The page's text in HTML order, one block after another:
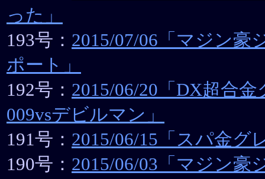
った」
193号： 2015/07/06「マジン豪
ポート」
192号： 2015/06/20「DX超合
009vsデビルマン」
191号： 2015/06/15「スパ金グ
190号： 2015/06/03「マジン豪